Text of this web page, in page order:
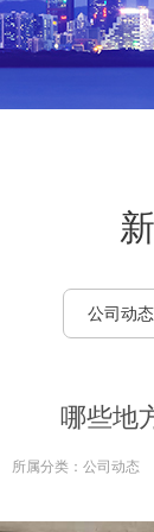
公司动态
哪些地
所属分类： 公司动态